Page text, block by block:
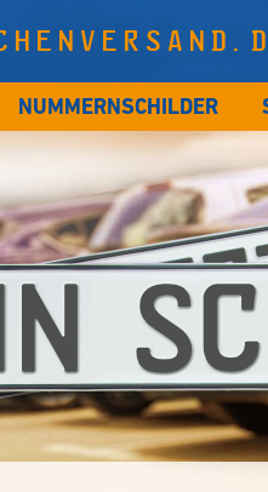
NUMMERNSCHILDER